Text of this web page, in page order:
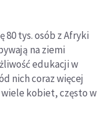
80 tys. osób z Afryki
na ziemi
edukacji w
nich coraz więcej
wiele kobiet, często w